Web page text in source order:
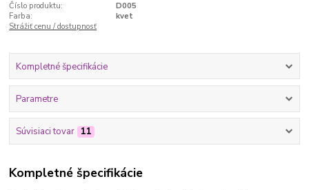
Číslo produktu:
D005
Farba:
kvet
Strážiť cenu / dostupnosť
Kompletné špecifikácie
Parametre
Súvisiaci tovar 11
Kompletné špecifikácie